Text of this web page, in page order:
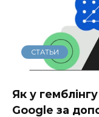
СТАТЬИ
Як у
Google за